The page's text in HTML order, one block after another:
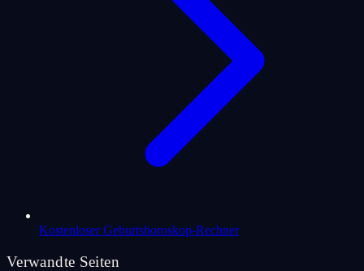
Kostenloser Geburtshoroskop-Rechner
Verwandte Seiten